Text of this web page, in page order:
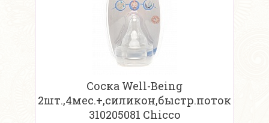
Соска Well-Being
2шт.,4мес.+,силикон,быстр.поток
310205081 Chicco